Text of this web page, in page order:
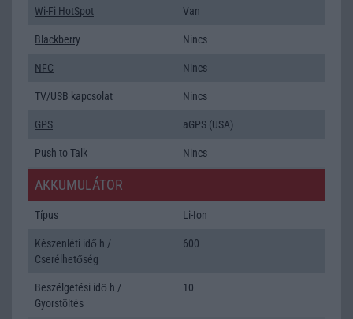
Wi-Fi HotSpot Van
Blackberry Nincs
NFC Nincs
TV/USB kapcsolat Nincs
GPS aGPS (USA)
Push to Talk Nincs
AKKUMULÁTOR
Típus Li-Ion
Készenléti idő h /
Cserélhetőség
600
Beszélgetési idő h /
Gyorstöltés
10